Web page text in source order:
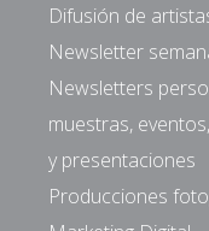
Difusión de
Newsletter
Newsletters
muestras,
y presentaciones
Producciones